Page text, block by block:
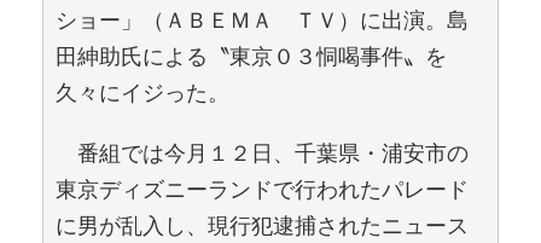
ショー」（ＡＢＥＭＡ ＴＶ）に出演。島
田紳助氏による〝東京０３恫喝事件〟を
久々にイジった。
番組では今月１２日、千葉県・浦安市の
東京ディズニーランドで行われたパレード
に男が乱入し、現行犯逮捕されたニュース